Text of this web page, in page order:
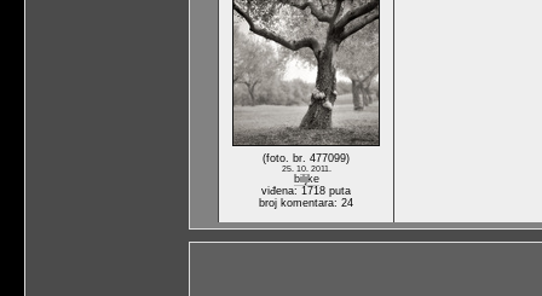
(foto. br. 477099)
25. 10. 2011.
biljke
viđena: 1718 puta
broj komentara: 24